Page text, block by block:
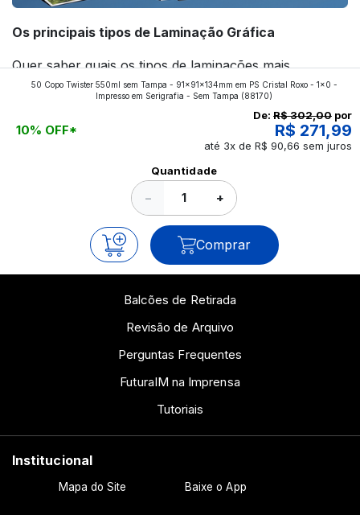
Os principais tipos de Laminação Gráfica
Quer saber quais os tipos de laminações mais
aplicados nos impressos da gráfica FuturaIM? Então,
continue a leitura que vamos revelar para você!
50 Copo Twister 550ml sem Tampa - 91x91x134mm em PS Cristal Roxo - 1x0 -
Impresso em Serigrafia - Sem Tampa (88170)
10% OFF*
De: R$ 302,00 por
R$ 271,99
até 3x de R$ 90,66 sem juros
Quantidade
− +
Comprar
Balcões de Retirada
Revisão de Arquivo
Perguntas Frequentes
FuturaIM na Imprensa
Tutoriais
Institucional
Mapa do Site Baixe o App